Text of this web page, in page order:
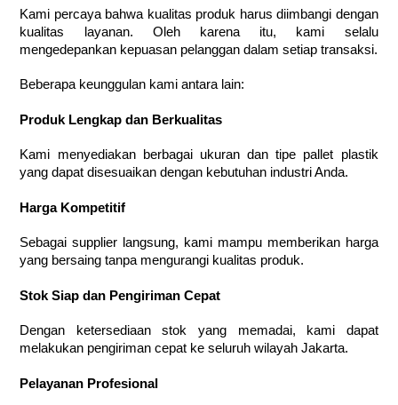
Kami percaya bahwa kualitas produk harus diimbangi dengan
kualitas layanan. Oleh karena itu, kami selalu
mengedepankan kepuasan pelanggan dalam setiap transaksi.
Beberapa keunggulan kami antara lain:
Produk Lengkap dan Berkualitas
Kami menyediakan berbagai ukuran dan tipe pallet plastik
yang dapat disesuaikan dengan kebutuhan industri Anda.
Harga Kompetitif
Sebagai supplier langsung, kami mampu memberikan harga
yang bersaing tanpa mengurangi kualitas produk.
Stok Siap dan Pengiriman Cepat
Dengan ketersediaan stok yang memadai, kami dapat
melakukan pengiriman cepat ke seluruh wilayah Jakarta.
Pelayanan Profesional